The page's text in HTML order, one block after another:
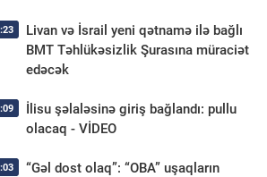
Livan və İsrail yeni qətnamə ilə bağlı
BMT Təhlükəsizlik Şurasına müraciət
edəcək
İlisu şəlaləsinə giriş bağlandı: pullu
olacaq - VİDEO
“Gəl dost olaq”: “OBA” uşaqların